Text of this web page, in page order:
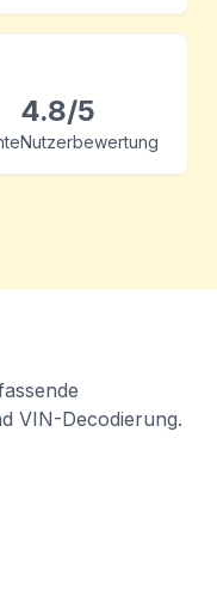
4.8/5
Nutzerbewertung
VIN-Decodierung.